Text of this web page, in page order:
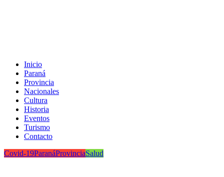
Inicio
Paraná
Provincia
Nacionales
Cultura
Historia
Eventos
Turismo
Contacto
Covid-19ParanáProvinciaSalud